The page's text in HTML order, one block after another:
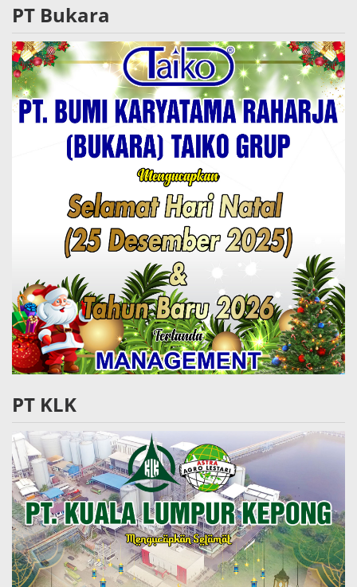
PT Bukara
PT KLK